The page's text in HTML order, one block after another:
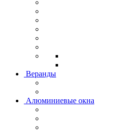
Веранды
Алюминиевые окна